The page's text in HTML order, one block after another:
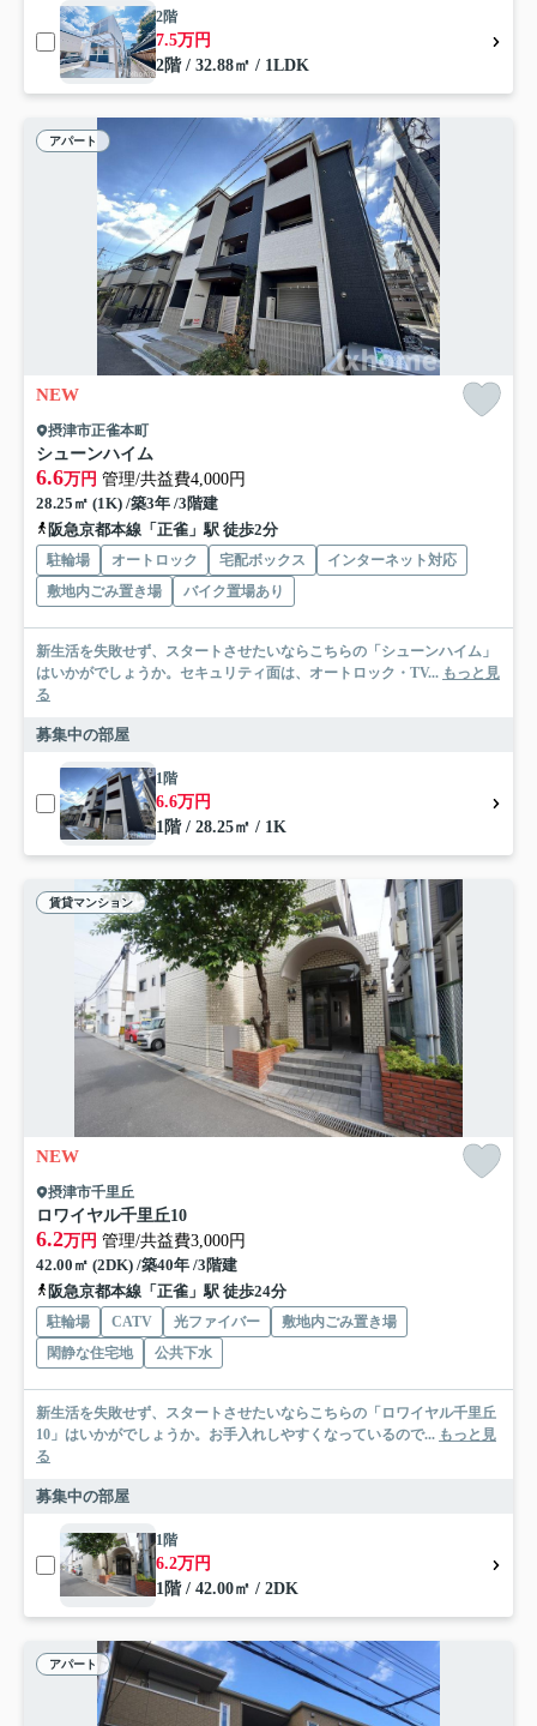
2階
7.5万円
2階 / 32.88㎡ / 1LDK
アパート
NEW
摂津市正雀本町
シューンハイム
6.6万円 管理/共益費4,000円
28.25㎡ (1K) /築3年 /3階建
阪急京都本線「正雀」駅 徒歩2分
駐輪場 オートロック 宅配ボックス
インターネット対応
敷地内ごみ置き場
バイク置場あり
新生活を失敗せず、スタートさせたいならこちらの「シューンハイム」
はいかがでしょうか。セキュリティ面は、オートロック・TV... もっと見
る
募集中の部屋
1階
6.6万円
1階 / 28.25㎡ / 1K
賃貸マンション
NEW
摂津市千里丘
ロワイヤル千里丘10
6.2万円 管理/共益費3,000円
42.00㎡ (2DK) /築40年 /3階建
阪急京都本線「正雀」駅 徒歩24分
駐輪場 CATV 光ファイバー
敷地内ごみ置き場
閑静な住宅地
公共下水
新生活を失敗せず、スタートさせたいならこちらの「ロワイヤル千里丘
10」はいかがでしょうか。お手入れしやすくなっているので... もっと見
る
募集中の部屋
1階
6.2万円
1階 / 42.00㎡ / 2DK
アパート